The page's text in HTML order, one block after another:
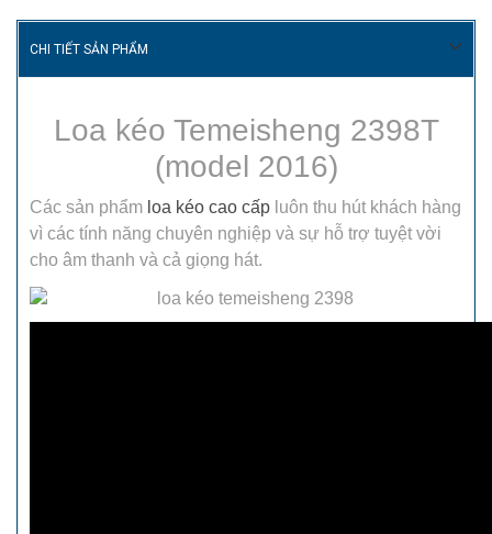
CHI TIẾT SẢN PHẨM
Loa kéo Temeisheng 2398T
(model 2016)
Các sản phẩm loa kéo cao cấp luôn thu hút khách hàng
vì các tính năng chuyên nghiệp và sự hỗ trợ tuyệt vời
cho âm thanh và cả giọng hát.